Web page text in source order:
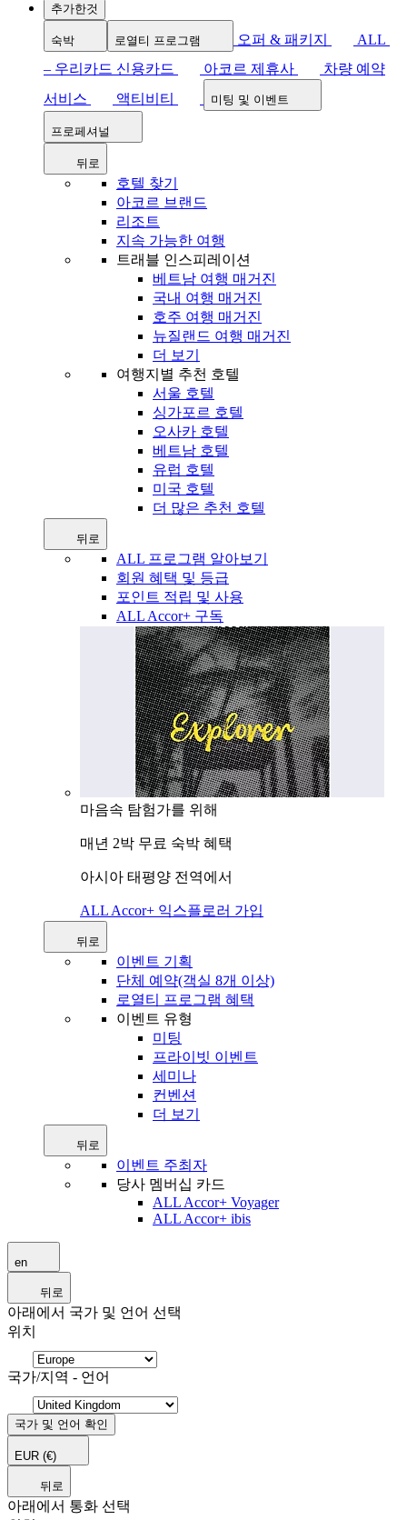
추가한것
숙박 로열티 프로그램 오퍼 & 패키지
ALL
– 우리카드 신용카드
아코르 제휴사
차량 예약
서비스
액티비티 미팅 및 이벤트
프로페셔널
뒤로
호텔 찾기
아코르 브랜드
리조트
지속 가능한 여행
트래블 인스피레이션
베트남 여행 매거진
국내 여행 매거진
호주 여행 매거진
뉴질랜드 여행 매거진
더 보기
여행지별 추천 호텔
서울 호텔
싱가포르 호텔
오사카 호텔
베트남 호텔
유럽 호텔
미국 호텔
더 많은 추천 호텔
뒤로
ALL 프로그램 알아보기
회원 혜택 및 등급
포인트 적립 및 사용
ALL Accor+ 구독
마음속 탐험가를 위해
매년 2박 무료 숙박 혜택
아시아 태평양 전역에서
ALL Accor+ 익스플로러 가입
뒤로
이벤트 기획
단체 예약(객실 8개 이상)
로열티 프로그램 혜택
이벤트 유형
미팅
프라이빗 이벤트
세미나
컨벤션
더 보기
뒤로
이벤트 주최자
당사 멤버십 카드
ALL Accor+ Voyager
ALL Accor+ ibis
en
뒤로
아래에서 국가 및 언어 선택
위치
국가/지역 - 언어
국가 및 언어 확인
EUR (€)
뒤로
아래에서 통화 선택